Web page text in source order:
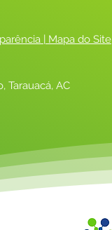
| Mapa do Site
Tarauacá, AC